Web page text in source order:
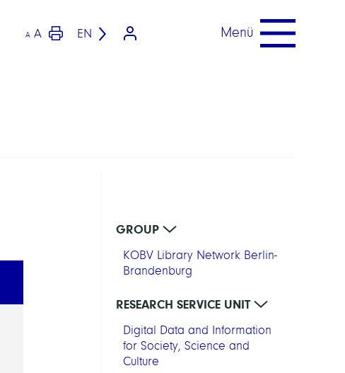
A A EN Menü
GROUP
KOBV Library Network Berlin-
Brandenburg
RESEARCH SERVICE UNIT
Digital Data and Information
for Society, Science and
Culture